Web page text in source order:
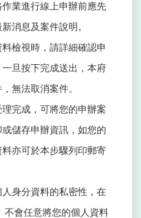
業進行線上申辦前應先
消息及案件說明。
檢視時，請詳細確認申
旦按下完成送出，本府
無法取消案件。
完成，可將您的申辦案
儲存申辦資訊，如您的
亦可於本步驟列印郵寄
身分資料的私密性，在
不會任意將您的個人資料